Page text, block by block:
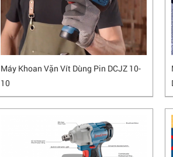
Máy Khoan Vặn Vít Dùng Pin DCJZ 10-
10